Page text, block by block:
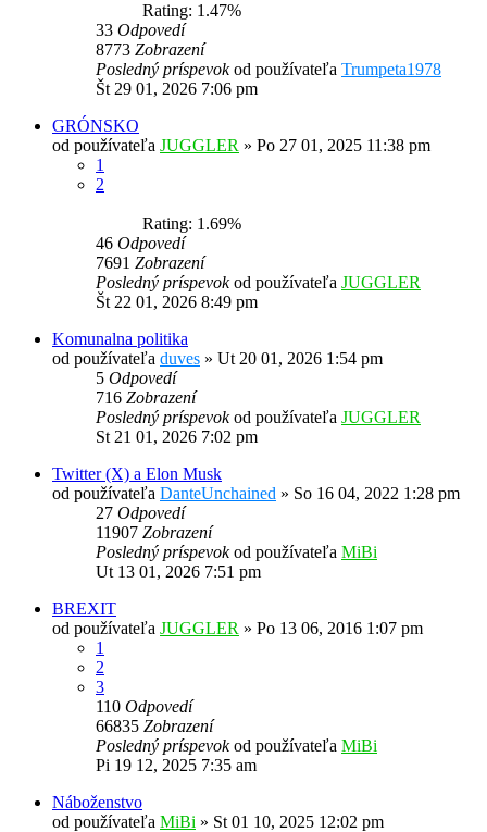
Rating: 1.47%
33 Odpovedí
8773 Zobrazení
Posledný príspevokod používateľa Trumpeta1978
Št 29 01, 2026 7:06 pm
GRÓNSKO
od používateľa JUGGLER » Po 27 01, 2025 11:38 pm
1
2
Rating: 1.69%
46 Odpovedí
7691 Zobrazení
Posledný príspevokod používateľa JUGGLER
Št 22 01, 2026 8:49 pm
Komunalna politika
od používateľa duves » Ut 20 01, 2026 1:54 pm
5 Odpovedí
716 Zobrazení
Posledný príspevokod používateľa JUGGLER
St 21 01, 2026 7:02 pm
Twitter (X) a Elon Musk
od používateľa DanteUnchained » So 16 04, 2022 1:28 pm
27 Odpovedí
11907 Zobrazení
Posledný príspevokod používateľa MiBi
Ut 13 01, 2026 7:51 pm
BREXIT
od používateľa JUGGLER » Po 13 06, 2016 1:07 pm
1
2
3
110 Odpovedí
66835 Zobrazení
Posledný príspevokod používateľa MiBi
Pi 19 12, 2025 7:35 am
Náboženstvo
od používateľa MiBi » St 01 10, 2025 12:02 pm